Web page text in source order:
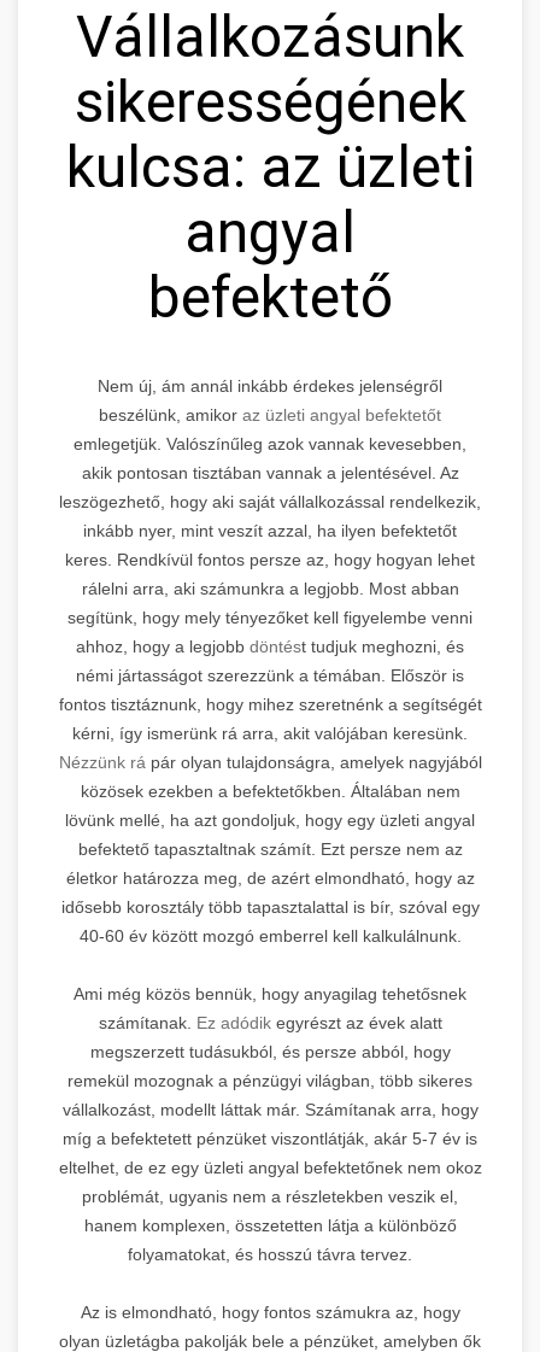
Vállalkozásunk
sikerességének
kulcsa: az üzleti
angyal
befektető
Nem új, ám annál inkább érdekes jelenségről
beszélünk, amikor az üzleti angyal befektetőt
emlegetjük. Valószínűleg azok vannak kevesebben,
akik pontosan tisztában vannak a jelentésével. Az
leszögezhető, hogy aki saját vállalkozással rendelkezik,
inkább nyer, mint veszít azzal, ha ilyen befektetőt
keres. Rendkívül fontos persze az, hogy hogyan lehet
rálelni arra, aki számunkra a legjobb. Most abban
segítünk, hogy mely tényezőket kell figyelembe venni
ahhoz, hogy a legjobb döntést tudjuk meghozni, és
némi jártasságot szerezzünk a témában. Először is
fontos tisztáznunk, hogy mihez szeretnénk a segítségét
kérni, így ismerünk rá arra, akit valójában keresünk.
Nézzünk rá pár olyan tulajdonságra, amelyek nagyjából
közösek ezekben a befektetőkben. Általában nem
lövünk mellé, ha azt gondoljuk, hogy egy üzleti angyal
befektető tapasztaltnak számít. Ezt persze nem az
életkor határozza meg, de azért elmondható, hogy az
idősebb korosztály több tapasztalattal is bír, szóval egy
40-60 év között mozgó emberrel kell kalkulálnunk.
Ami még közös bennük, hogy anyagilag tehetősnek
számítanak. Ez adódikegyrészt az évek alatt
megszerzett tudásukból, és persze abból, hogy
remekül mozognak a pénzügyi világban, több sikeres
vállalkozást, modellt láttak már. Számítanak arra, hogy
míg a befektetett pénzüket viszontlátják, akár 5-7 év is
eltelhet, de ez egy üzleti angyal befektetőnek nem okoz
problémát, ugyanis nem a részletekben veszik el,
hanem komplexen, összetetten látja a különböző
folyamatokat, és hosszú távra tervez.
Az is elmondható, hogy fontos számukra az, hogy
olyan üzletágba pakolják bele a pénzüket, amelyben ők